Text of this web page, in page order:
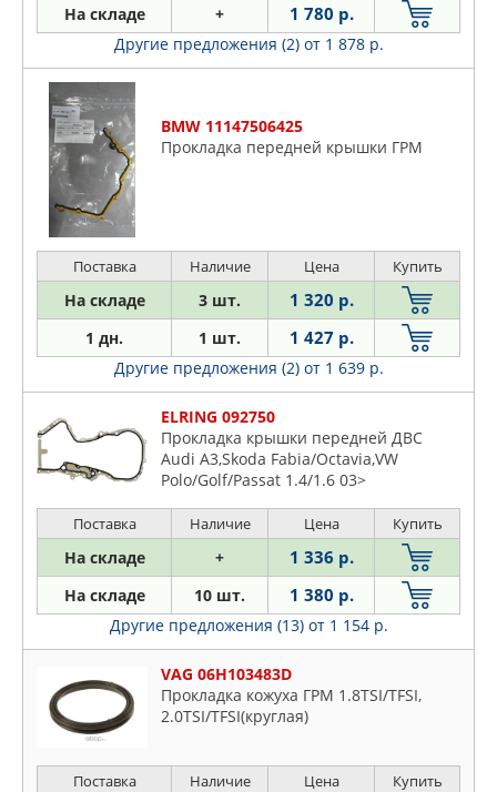
На складе + 1 780 р.
Другие предложения (2) от 1 878 р.
BMW 11147506425
Прокладка передней крышки ГРМ
Поставка Наличие Цена Купить
На складе 3 шт. 1 320 р.
1 дн. 1 шт. 1 427 р.
Другие предложения (2) от 1 639 р.
ELRING 092750
Прокладка крышки передней ДВС
Audi A3,Skoda Fabia/Octavia,VW
Polo/Golf/Passat 1.4/1.6 03>
Поставка Наличие Цена Купить
На складе + 1 336 р.
На складе 10 шт. 1 380 р.
Другие предложения (13) от 1 154 р.
VAG 06H103483D
Прокладка кожуха ГРМ 1.8TSI/TFSI,
2.0TSI/TFSI(круглая)
Поставка Наличие Цена Купить